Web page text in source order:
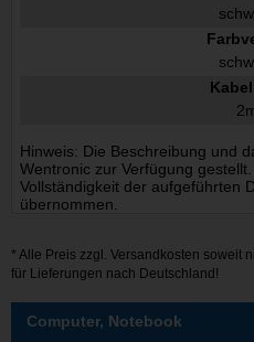
Hinweis: Die Beschreibung und
Wentronic zur Verfügung
Vollständigkeit der aufgeführten
übernommen.
* Alle Preis zzgl. Versandkosten soweit
für Lieferungen nach Deutschland!
Computer, Notebook